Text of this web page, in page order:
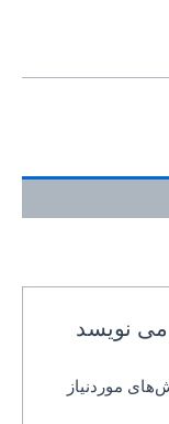
می نویسد
موردنیاز